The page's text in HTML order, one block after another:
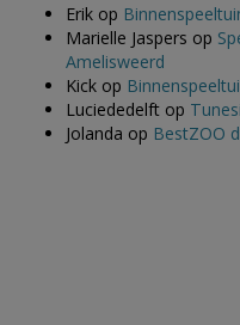
Erik op
Marielle Jaspers op
Amelisweerd
Kick op
Luciededelft op
Jolanda op BestZOO